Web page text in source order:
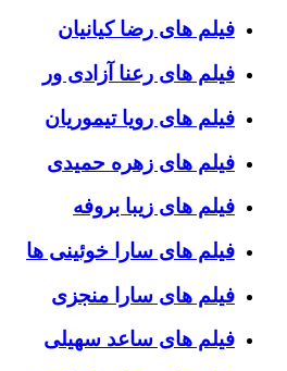
فیلم های رضا کیانیان
فیلم های رعنا آزادی ور
فیلم های رویا تیموریان
فیلم های زهره حمیدی
فیلم های زیبا بروفه
فیلم های سارا خوئینی ها
فیلم های سارا منجزی
فیلم های ساعد سهیلی